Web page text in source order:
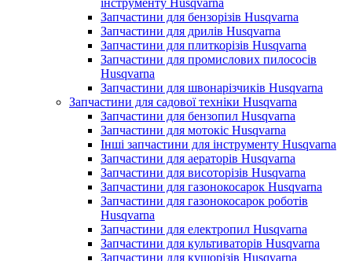
інструменту Husqvarna
Запчастини для бензорізів Husqvarna
Запчастини для дрилів Husqvarna
Запчастини для плиткорізів Husqvarna
Запчастини для промислових пилососів
Husqvarna
Запчастини для швонарізчиків Husqvarna
Запчастини для садової техніки Husqvarna
Запчастини для бензопил Husqvarna
Запчастини для мотокіс Husqvarna
Інші запчастини для інструменту Husqvarna
Запчастини для аераторів Husqvarna
Запчастини для висоторізів Husqvarna
Запчастини для газонокосарок Husqvarna
Запчастини для газонокосарок роботів
Husqvarna
Запчастини для електропил Husqvarna
Запчастини для культиваторів Husqvarna
Запчастини для кущорізів Husqvarna